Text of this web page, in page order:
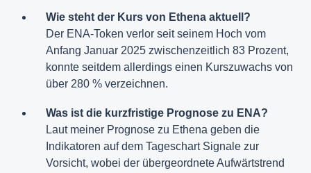
Wie steht der Kurs von Ethena aktuell?
Der ENA-Token verlor seit seinem Hoch vom
Anfang Januar 2025 zwischenzeitlich 83 Prozent,
konnte seitdem allerdings einen Kurszuwachs von
über 280 % verzeichnen.
Was ist die kurzfristige Prognose zu ENA?
Laut meiner Prognose zu Ethena geben die
Indikatoren auf dem Tageschart Signale zur
Vorsicht, wobei der übergeordnete Aufwärtstrend